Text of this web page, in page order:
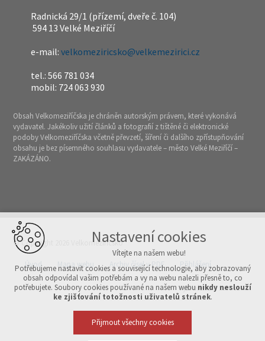
Radnická 29/1 (přízemí, dveře č. 104)
594 13 Velké Meziříčí
e-mail:velkomeziricsko@velkemezirici.cz
tel.: 566 781 034
mobil: 724 063 930
Obsah Velkomeziříčska je chráněn autorským právem, které vykonává
vydavatel. Jakékoliv užití článků a fotografií z tištěné či elektronické
podoby Velkomeziříčska včetně převzetí, šíření či dalšího zpřístupňování
obsahu je bez písemného souhlasu vydavatele – město Velké Meziříčí –
ZAKÁZÁNO.
© Copyright 2026 Velkomeziříčsko
Úvod Mapa webu Archiv čísel v PDF Přihlášení
Vytvořeno v xart.cz
Nastavení cookies
Vítejte na našem webu!
Potřebujeme nastavit cookies a související technologie, aby zobrazovaný
obsah odpovídal vašim potřebám a vy na webu nalezli přesně to, co
potřebujete. Soubory cookies používané na našem webu nikdy neslouží
ke zjišťování totožnosti uživatelů stránek.
Přijmout všechny cookies